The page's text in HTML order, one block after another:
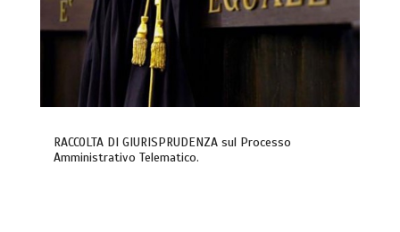
RACCOLTA DI GIURISPRUDENZA sul Processo
Amministrativo Telematico.